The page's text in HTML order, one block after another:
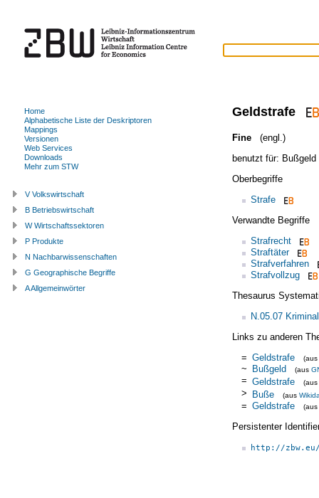
Geldstrafe
Fine
(engl.)
benutzt für: Bußgeld
Oberbegriffe
Strafe
Verwandte Begriffe
Strafrecht
Straftäter
Strafverfahren
Strafvollzug
Thesaurus
N.05.07
Links zu anderen
= Geldstrafe (aus
~ Bußgeld (aus
= Geldstrafe (aus
> Buße (aus
= Geldstrafe (aus
Persistenter
http://
Home
Alphabetische Liste der Deskriptoren
Mappings
Versionen
Web Services
Downloads
Mehr zum STW
V Volkswirtschaft
B Betriebswirtschaft
W Wirtschaftssektoren
P Produkte
N Nachbarwissenschaften
G Geographische Begriffe
A Allgemeinwörter